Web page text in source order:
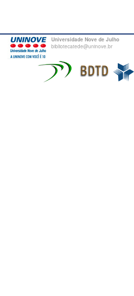
Universidade Nove de Julho
bibliotecatede@uninove.br